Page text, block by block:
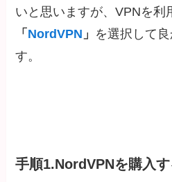
いと思いますが、VPNを利
「 NordVPN 」 を選択して
す。
手順1.NordVPNを購入す